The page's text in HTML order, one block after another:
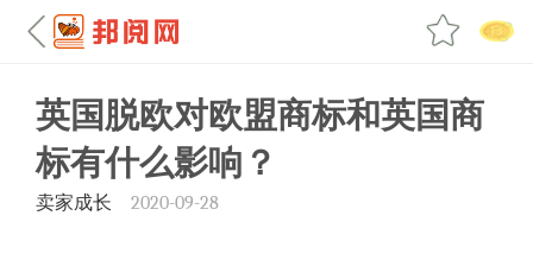
英国脱欧对欧盟商标和英国商
标有什么影响？
卖家成长 2020-09-28